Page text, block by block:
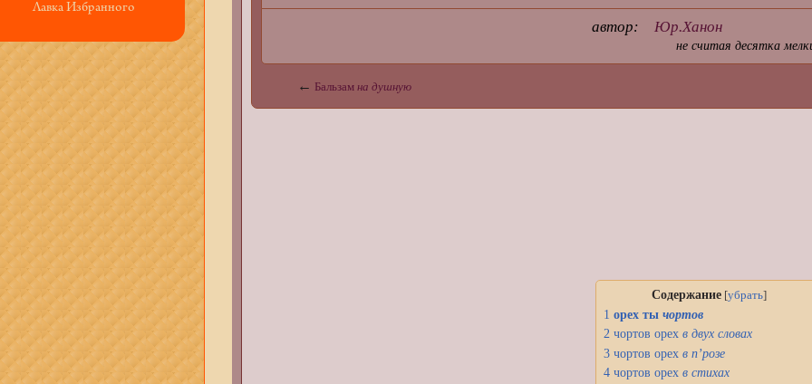
автор: Юр.Ханон
не считая десятка
← Бальзам на душную
Содержание [убрать]
1 орех ты чортов
2 чортов орехвдвух словах
3 чортов орехв п’розе
4 чортов орехв стихах
Лавка Избранного